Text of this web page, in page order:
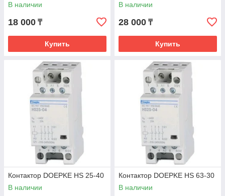
В наличии
18 000 ₸
Купить
В наличии
28 000 ₸
Купить
Контактор DOEPKE HS 25-40
В наличии
Контактор DOEPKE HS 63-30
В наличии